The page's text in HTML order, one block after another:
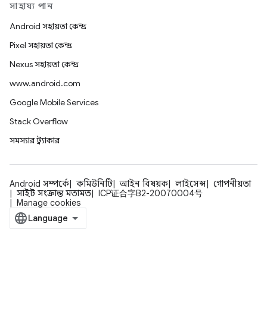
সাহায্য পান
Android সহায়তা কেন্দ্র
Pixel সহায়তা কেন্দ্র
Nexus সহায়তা কেন্দ্র
www.android.com
Google Mobile Services
Stack Overflow
সমস্যার ট্র্যাকার
Android সম্পর্কে কমিউনিটি আইন বিষয়ক লাইসেন্স
গোপনীয়তা
সাইট সংক্রান্ত মতামত
ICP证合字B2-20070004号
Manage cookies